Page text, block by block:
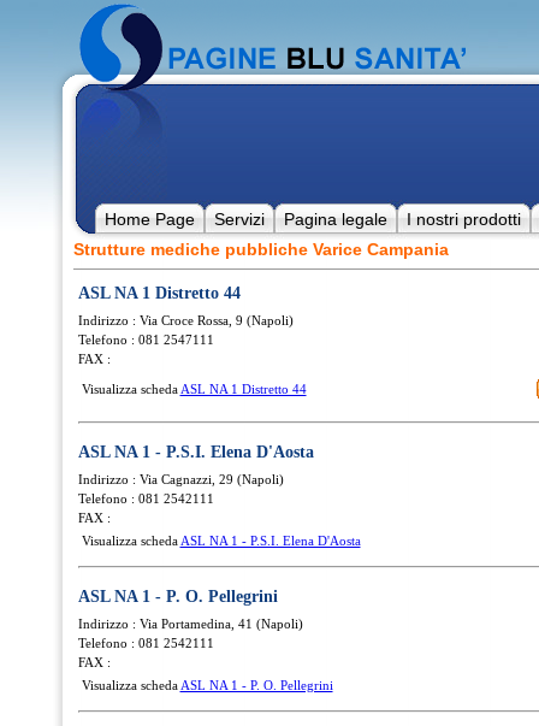
Home Page Servizi Pagina legale
I nostri prodotti
Strutture mediche pubbliche Varice Campania
ASL NA 1 Distretto 44
Indirizzo : Via Croce Rossa, 9 (Napoli)
Telefono : 081 2547111
FAX :
Visualizza scheda ASL NA 1 Distretto 44
ASL NA 1 - P.S.I. Elena D'Aosta
Indirizzo : Via Cagnazzi, 29 (Napoli)
Telefono : 081 2542111
FAX :
Visualizza scheda ASL NA 1 - P.S.I. Elena D'Aosta
ASL NA 1 - P. O. Pellegrini
Indirizzo : Via Portamedina, 41 (Napoli)
Telefono : 081 2542111
FAX :
Visualizza scheda ASL NA 1 - P. O. Pellegrini